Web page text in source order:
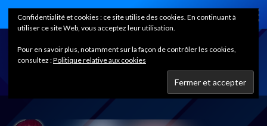
Home
Confidentialité et cookies : ce site utilise des cookies. En continuant à
utiliser ce site Web, vous acceptez leur utilisation.
Pour en savoir plus, notamment sur la façon de contrôler les cookies,
consultez :Politique relative aux cookies